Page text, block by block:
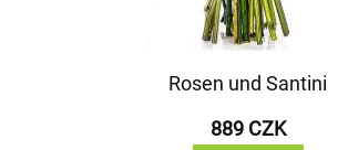
Rosen und Santini
889 CZK